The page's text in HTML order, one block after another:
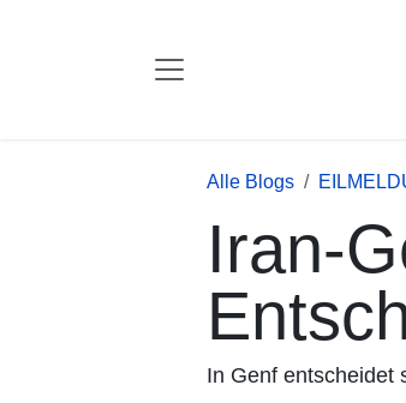
Alle Blogs
Iran-
In Genf entscheidet